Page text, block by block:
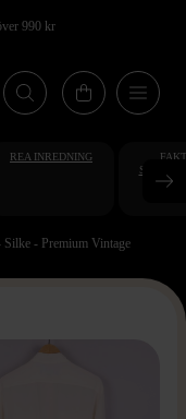
990 kr
REA INREDNING
- Premium Vintage